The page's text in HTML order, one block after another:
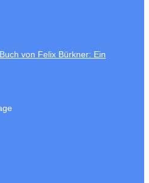
Buch von Felix Bürkner: Ein